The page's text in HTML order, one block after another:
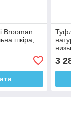
Brooman
шкіра,
3